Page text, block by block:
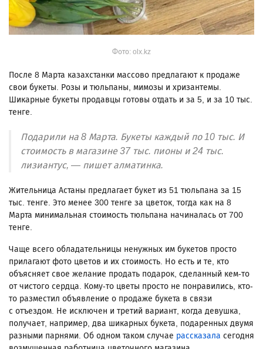
Фото: olx.kz
После 8 Марта казахстанки массово предлагают к продаже
свои букеты. Розы и тюльпаны, мимозы и хризантемы.
Шикарные букеты продавцы готовы отдать и за 5, и за 10 тыс.
тенге.
Подарили на 8 Марта. Букеты каждый по 10 тыс. И
стоимость в магазине 37 тыс. пионы и 24 тыс.
лизиантус, — пишет алматинка.
Жительница Астаны предлагает букет из 51 тюльпана за 15
тыс. тенге. Это менее 300 тенге за цветок, тогда как на 8
Марта минимальная стоимость тюльпана начиналась от 700
тенге.
Чаще всего обладательницы ненужных им букетов просто
прилагают фото цветов и их стоимость. Но есть и те, кто
объясняет свое желание продать подарок, сделанный кем-то
от чистого сердца. Кому-то цветы просто не понравились, кто-
то разместил объявление о продаже букета в связи
с отъездом. Не исключен и третий вариант, когда девушка,
получает, например, два шикарных букета, подаренных двумя
разными парнями. Об одном таком случае рассказала сегодня